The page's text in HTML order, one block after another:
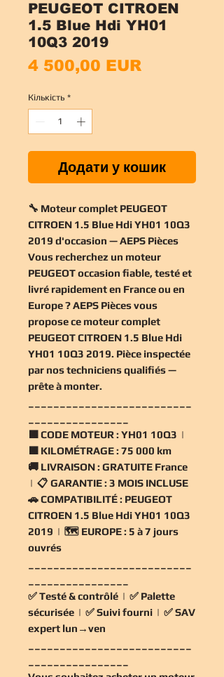
PEUGEOT CITROEN
1.5 Blue Hdi YH01
10Q3 2019
4 500,00 EURЦіна
Кількість *
Додати у кошик
🔧 Moteur complet PEUGEOT
CITROEN 1.5 Blue Hdi YH01 10Q3
2019 d'occasion — AEPS Pièces
Vous recherchez un moteur
PEUGEOT occasion fiable, testé et
livré rapidement en France ou en
Europe ? AEPS Pièces vous
propose ce moteur complet
PEUGEOT CITROEN 1.5 Blue Hdi
YH01 10Q3 2019. Pièce inspectée
par nos techniciens qualifiés —
prête à monter.
🟧CODE MOTEUR : YH01 10Q3 |
🟧 KILOMÉTRAGE : 75 000 km
🚚 LIVRAISON : GRATUITE France
| 📋 GARANTIE : 3 MOIS INCLUSE
🚗COMPATIBILITÉ : PEUGEOT
CITROEN 1.5 Blue Hdi YH01 10Q3
2019 | 🗺️ EUROPE : 5 à 7 jours
ouvrés
✅Testé & contrôlé | ✅ Palette
sécurisée | ✅Suivi fourni | ✅SAV
expert lun→ven